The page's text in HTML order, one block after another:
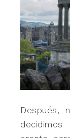
Después,